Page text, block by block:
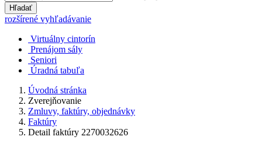
Hľadať
rozšírené vyhľadávanie
Virtuálny cintorín
Prenájom sály
Seniori
Úradná tabuľa
Úvodná stránka
Zverejňovanie
Zmluvy, faktúry, objednávky
Faktúry
Detail faktúry 2270032626